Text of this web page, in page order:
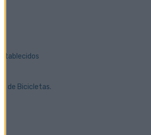
de Bicicletas.